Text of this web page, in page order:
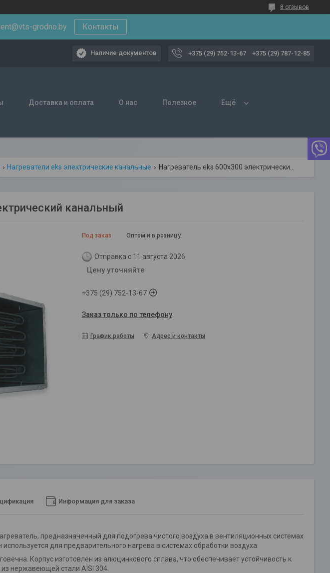
8 отзывов
grodno.by Контакты
Наличие документов +375 (29) 752-13-67 +375 (29) 787-12-85
Доставка и оплата О нас Полезное Ещё
Нагреватели eks электрические канальные
канальный
Под заказ Оптом и в розницу
Отправка с 11 августа 2026
Цену уточняйте
+375 (29) 752-13-67
Заказ только по телефону
График работы Адрес и контакты
Информация для заказа
предназначенный для подогрева чистого воздуха в вентиляционных системах
для предварительного нагрева в системах обработки воздуха.
Корпус изготовлен из алюцинкового сплава, что обеспечивает устойчивость к
нержавеющей стали AISI 304.